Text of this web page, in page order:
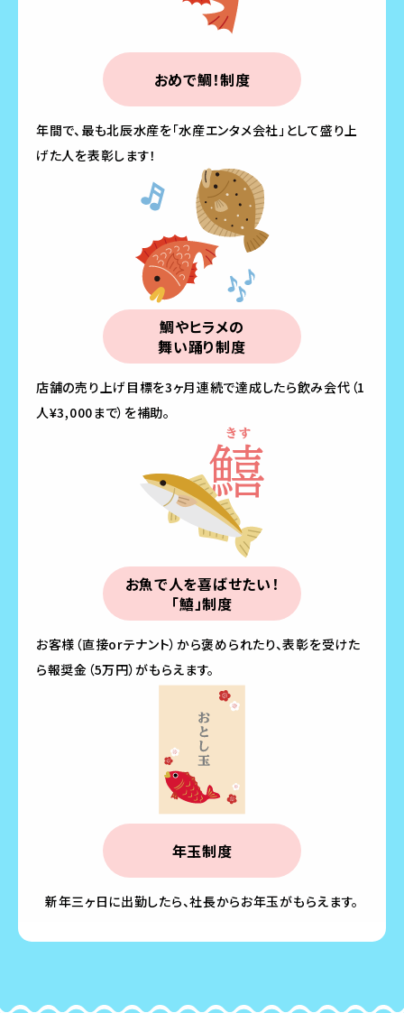
おめで鯛！制度
年間で、最も北辰水産を「水産エンタメ会社」として盛り上
げた人を表彰します！
鯛やヒラメの
舞い踊り制度
店舗の売り上げ目標を3ヶ月連続で達成したら飲み会代（1
人¥3,000まで）を補助。
お魚で人を喜ばせたい！
「鱚」制度
お客様（直接orテナント）から褒められたり、表彰を受けた
ら報奨金（5万円）がもらえます。
年玉制度
新年三ヶ日に出勤したら、社長からお年玉がもらえます。